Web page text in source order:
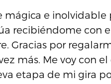
mágica e inolvidable
recibiéndome con
Gracias por
más. Me voy con
etapa de mi gira